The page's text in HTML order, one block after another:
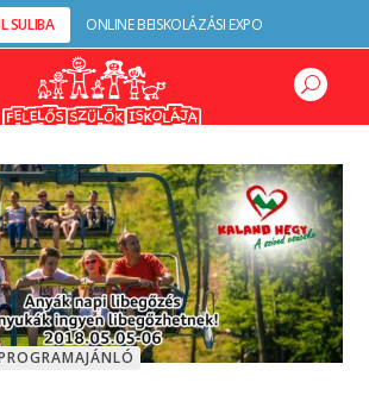
SULIBA ONLINE BEISKOLÁZÁSI EXPO